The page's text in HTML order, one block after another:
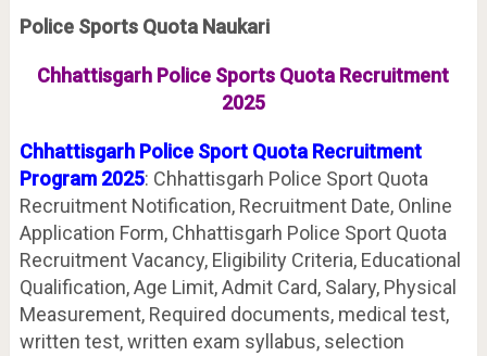
Police Sports Quota Naukari
Chhattisgarh Police Sports Quota Recruitment
2025
Chhattisgarh Police Sport Quota Recruitment
Program 2025: Chhattisgarh Police Sport Quota
Recruitment Notification, Recruitment Date, Online
Application Form, Chhattisgarh Police Sport Quota
Recruitment Vacancy, Eligibility Criteria, Educational
Qualification, Age Limit, Admit Card, Salary, Physical
Measurement, Required documents, medical test,
written test, written exam syllabus, selection